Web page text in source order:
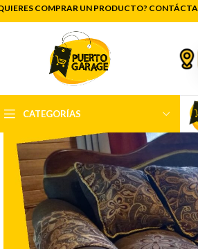
COMPRAR UN PRODUCTO?
CATEGORÍAS